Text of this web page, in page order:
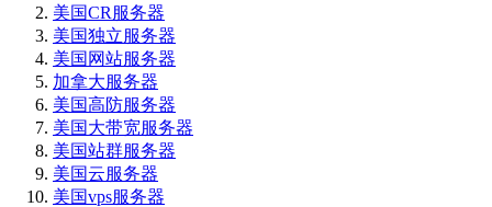
美国CR服务器
美国独立服务器
美国网站服务器
加拿大服务器
美国高防服务器
美国大带宽服务器
美国站群服务器
美国云服务器
美国vps服务器